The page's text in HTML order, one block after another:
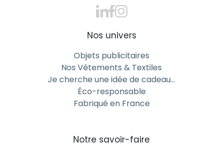
Nos univers
Objets publicitaires
Nos Vêtements & Textiles
Je cherche une idée de cadeau…
Éco-responsable
Fabriqué en France
Notre savoir-faire